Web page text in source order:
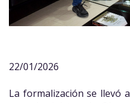
22/01/2026
La formalización se llevó